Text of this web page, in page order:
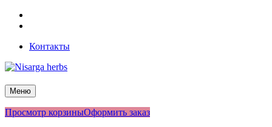
Перейти
Контакты
Nisarga herbs
Меню
Просмотр корзиныОформить заказ